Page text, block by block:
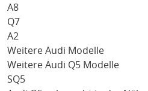
A8
Q7
A2
Weitere Audi Modelle
Weitere Audi Q5 Modelle
SQ5